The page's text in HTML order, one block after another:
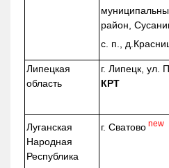
район,
с. п.,
Липецкая
область
г. Липецк, ул.
КРТ
Луганская
Народная
Республика
г. Сватово new